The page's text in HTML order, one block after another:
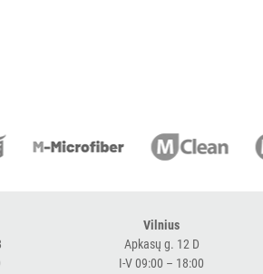
Vilnius
Apkasų g. 12 D
I-V 09:00 – 18:00